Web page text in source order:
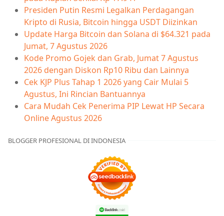
Presiden Putin Resmi Legalkan Perdagangan
Kripto di Rusia, Bitcoin hingga USDT Diizinkan
Update Harga Bitcoin dan Solana di $64.321 pada
Jumat, 7 Agustus 2026
Kode Promo Gojek dan Grab, Jumat 7 Agustus
2026 dengan Diskon Rp10 Ribu dan Lainnya
Cek KJP Plus Tahap 1 2026 yang Cair Mulai 5
Agustus, Ini Rincian Bantuannya
Cara Mudah Cek Penerima PIP Lewat HP Secara
Online Agustus 2026
BLOGGER PROFESIONAL DI INDONESIA